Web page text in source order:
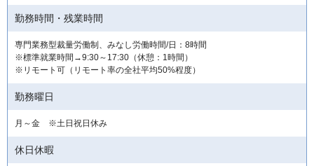
勤務時間・残業時間
専門業務型裁量労働制、みなし労働時間/日：8時間
※標準就業時間→9:30～17:30（休憩：1時間）
※リモート可（リモート率の全社平均50%程度）
勤務曜日
月～金 ※土日祝日休み
休日休暇